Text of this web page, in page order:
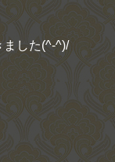
した(^-^)/